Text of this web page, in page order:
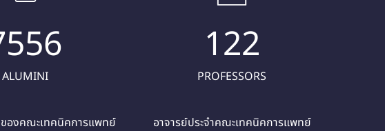
ALUMINI
องคณะเทคนิคการแพทย์
122
PROFESSORS
อาจารย์ประจำคณะเทคนิคการแพทย์